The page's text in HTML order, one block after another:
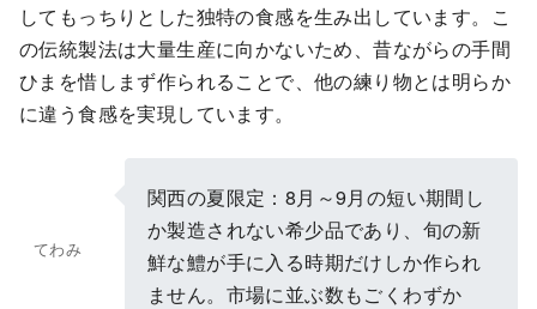
してもっちりとした独特の食感を生み出しています。こ
の伝統製法は大量生産に向かないため、昔ながらの手間
ひまを惜しまず作られることで、他の練り物とは明らか
に違う食感を実現しています。
てわみ
関西の夏限定：8月～9月の短い期間し
か製造されない希少品であり、旬の新
鮮な鱧が手に入る時期だけしか作られ
ません。市場に並ぶ数もごくわずか